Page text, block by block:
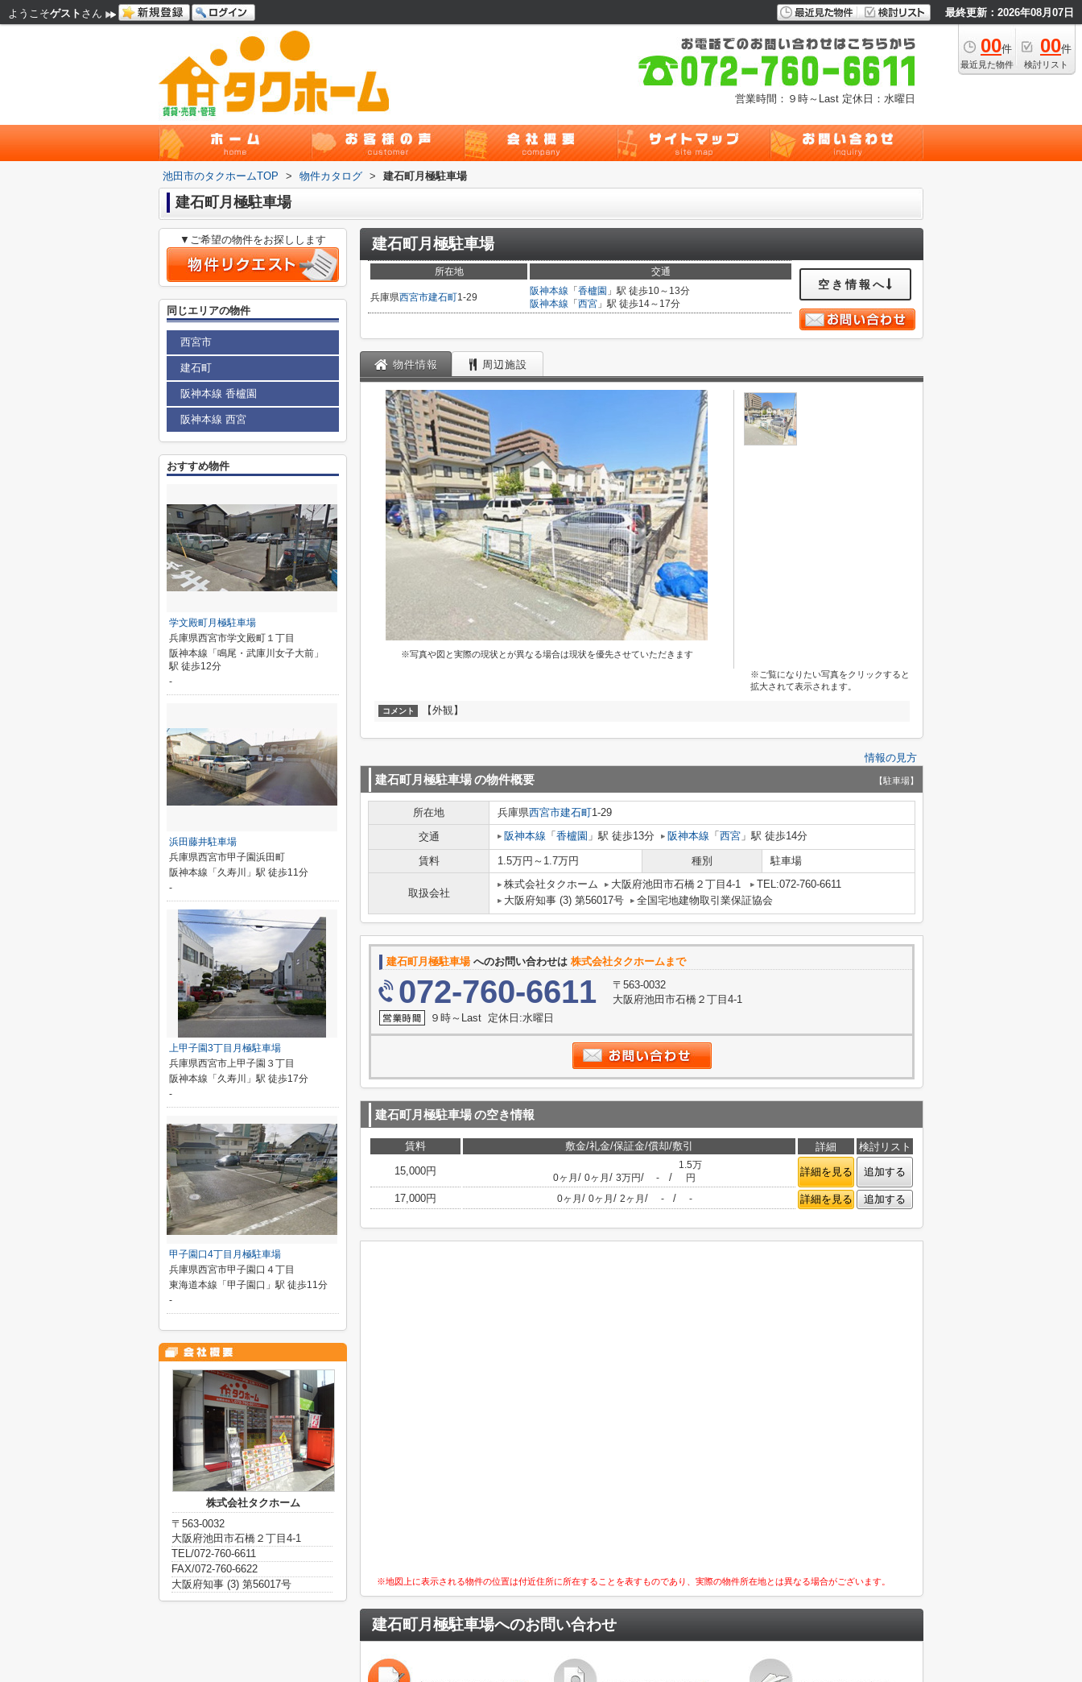
ようこそゲスト さん 最終更新：2026年08月07日
00件
最近見た物件
00件
検討リスト
営業時間：９時～Last 定休日：水曜日
池田市のタクホームTOP > 物件カタログ > 建石町月極駐車場
建石町月極駐車場
建石町月極駐車場
所在地 交通
兵庫県西宮市建石町1-29
阪神本線 「 香櫨園 」駅 徒歩10～13分
阪神本線 「 西宮 」駅 徒歩14～17分
空き情報へ
物件情報 周辺施設
※写真や図と実際の現状とが異なる場合は現状を優先させていただきます
※ご覧になりたい写真をクリックすると
拡大されて表示されます。
コメント 【外観】
情報の見方
建石町月極駐車場の物件概要 【駐車場】
所在地 兵庫県西宮市建石町1-29
交通
阪神本線 「 香櫨園 」駅 徒歩13分 阪神本線 「 西宮 」駅 徒歩14分
賃料 1.5万円～1.7万円 種別 駐車場
取扱会社
株式会社タクホーム 大阪府池田市石橋２丁目4-1
TEL:072-760-6611
大阪府知事 (3) 第56017号
全国宅地建物取引業保証協会
建石町月極駐車場へのお問い合わせは 株式会社タクホームまで
072-760-6611
〒563-0032
大阪府池田市石橋２丁目4-1
９時～Last 定休日:水曜日
建石町月極駐車場の空き情報
賃料 敷金/礼金/保証金/償却/敷引 詳細
検討リスト
15,000円
0ヶ月 / 0ヶ月 / 3万円/ - /
1.5万
円
詳細を見る 追加する
17,000円 0ヶ月 / 0ヶ月 / 2ヶ月 / - / - 詳細を見る 追加する
※地図上に表示される物件の位置は付近住所に所在することを表すものであり、実際の物件所在地とは異なる場合がございます。
建石町月極駐車場へのお問い合わせ
▼ご希望の物件をお探しします
同じエリアの物件
西宮市
建石町
阪神本線 香櫨園
阪神本線 西宮
おすすめ物件
学文殿町月極駐車場
兵庫県西宮市学文殿町１丁目
阪神本線「鳴尾・武庫川女子大前」
駅 徒歩12分
-
浜田藤井駐車場
兵庫県西宮市甲子園浜田町
阪神本線「久寿川」駅 徒歩11分
-
上甲子園3丁目月極駐車場
兵庫県西宮市上甲子園３丁目
阪神本線「久寿川」駅 徒歩17分
-
甲子園口4丁目月極駐車場
兵庫県西宮市甲子園口４丁目
東海道本線「甲子園口」駅 徒歩11分
-
株式会社タクホーム
〒563-0032
大阪府池田市石橋２丁目4-1
TEL/072-760-6611
FAX/072-760-6622
大阪府知事 (3) 第56017号